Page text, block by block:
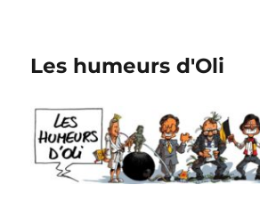
Les humeurs d'Oli